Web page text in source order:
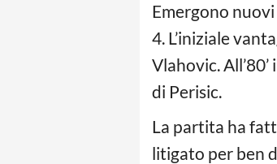
Emergono
4. L’iniziale
Vlahovic.
di Perisic.
La partita ha
litigato per ben